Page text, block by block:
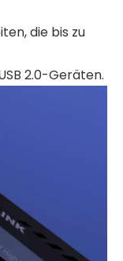
die bis zu
2.0-Geräten.